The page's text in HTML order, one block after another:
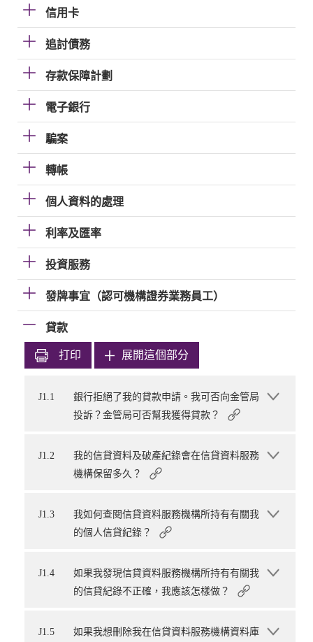
信用卡
追討債務
存款保障計劃
電子銀行
騙案
轉帳
個人資料的處理
利率及匯率
投資服務
發牌事宜（認可機構證券業務員工）
貸款
打印 展開這個部分
J1.1
銀行拒絕了我的貸款申請。我可否向金管局
投訴？金管局可否幫我獲得貸款？
J1.2
我的信貸資料及破產紀錄會在信貸資料服務
機構保留多久？
J1.3
我如何查閱信貸資料服務機構所持有有關我
的個人信貸紀錄？
J1.4
如果我發現信貸資料服務機構所持有有關我
的信貸紀錄不正確，我應該怎樣做？
J1.5
如果我想刪除我在信貸資料服務機構資料庫